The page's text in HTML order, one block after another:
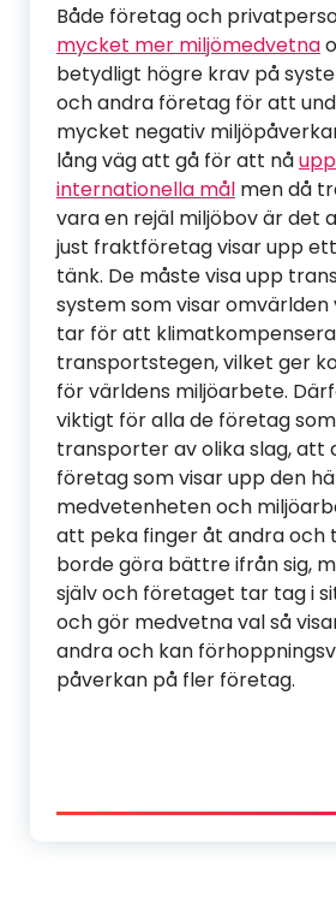
Både företag och
mycket mer miljömedvetna
betydligt högre krav på
och andra företag för att
mycket negativ
lång väg att gå för att nå
internationella mål men då
vara en rejäl miljöbov är det
just fraktföretag visar upp
tänk. De måste visa upp
system som visar omvärlden
tar för att
transportstegen, vilket ger
för världens miljöarbete.
viktigt för alla de företag
transporter av olika slag, att
företag som visar upp den
medvetenheten och
att peka finger åt andra och
borde göra bättre ifrån sig,
själv och företaget tar tag i
och gör medvetna val så
andra och kan
påverkan på fler företag.